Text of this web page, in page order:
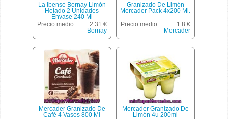
La Ibense Bornay Limón
Helado 2 Unidades
Envase 240 Ml
Precio medio:
2.31 €
Bornay
Granizado De Limón
Mercader Pack 4x200 Ml.
Precio medio:
1.8 €
Mercader
Mercader Granizado De
Café 4 Vasos 800 Ml
Mercader Granizado De
Limón 4u 200ml